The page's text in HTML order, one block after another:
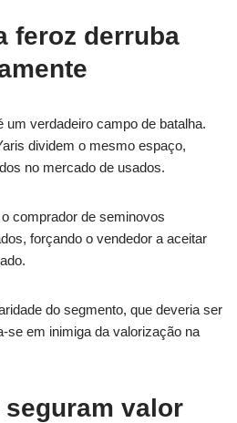
feroz derruba
verdadeiro campo de batalha.
dividem o mesmo espaço,
no mercado de usados.
comprador de seminovos
forçando o vendedor a aceitar
do segmento, que deveria ser
se em inimiga da valorização na
valor